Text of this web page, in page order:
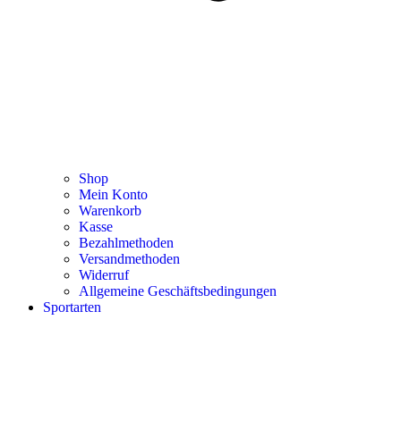
Shop
Mein Konto
Warenkorb
Kasse
Bezahlmethoden
Versandmethoden
Widerruf
Allgemeine Geschäftsbedingungen
Sportarten